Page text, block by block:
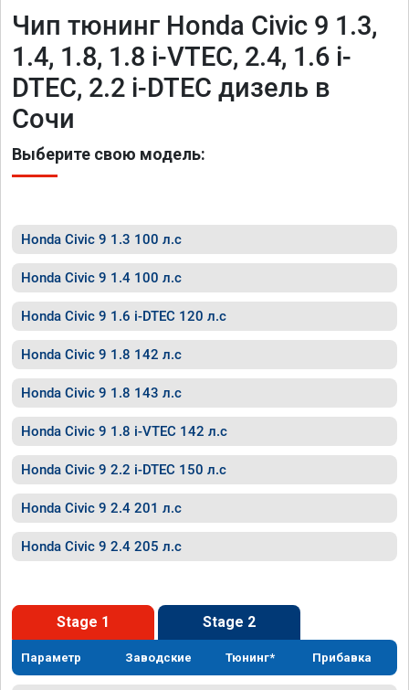
Чип тюнинг Honda Civic 9 1.3,
1.4, 1.8, 1.8 i-VTEC, 2.4, 1.6 i-
DTEC, 2.2 i-DTEC дизель в
Сочи
Выберите свою модель:
Honda Civic 9 1.3 100 л.с
Honda Civic 9 1.4 100 л.с
Honda Civic 9 1.6 i-DTEC 120 л.с
Honda Civic 9 1.8 142 л.с
Honda Civic 9 1.8 143 л.с
Honda Civic 9 1.8 i-VTEC 142 л.с
Honda Civic 9 2.2 i-DTEC 150 л.с
Honda Civic 9 2.4 201 л.с
Honda Civic 9 2.4 205 л.с
Stage 1 Stage 2
Параметр Заводские Тюнинг* Прибавка